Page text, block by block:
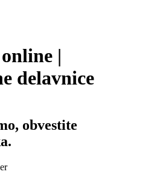
|
delavnice
obvestite